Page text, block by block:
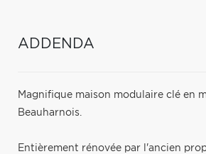
ADDENDA
Magnifique maison modulaire clé en
Beauharnois.
Entièrement rénovée par l'ancien